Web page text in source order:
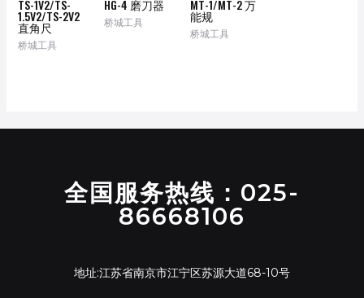
TS-1V2/TS-
1.5V2/TS-2V2
直角尺
桥城工具
HG-4 磨刀器
桥城工具
MT-1/MT-2 万
能规
桥城工具
全国服务热线：025-
86668106
地址:江苏省南京市江宁区苏源大道68-10号